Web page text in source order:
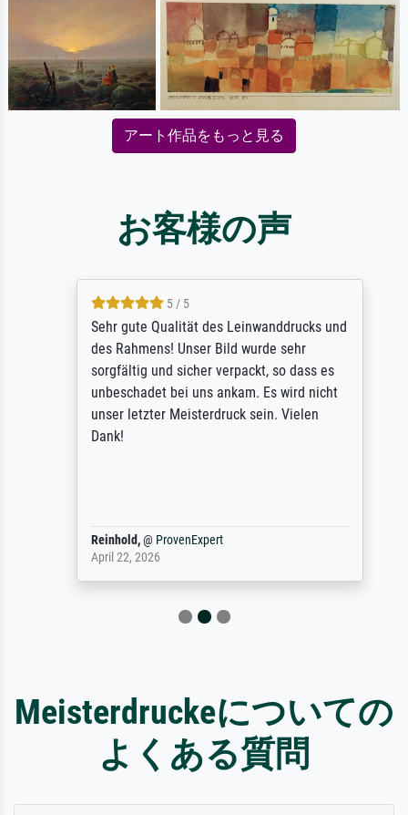
アート作品をもっと見る
お客様の声
5 / 5
Sehr gute Qualität des Leinwanddrucks und
des Rahmens! Unser Bild wurde sehr
sorgfältig und sicher verpackt, so dass es
unbeschadet bei uns ankam. Es wird nicht
unser letzter Meisterdruck sein. Vielen
Dank!
Reinhold,@ProvenExpert
April 22, 2026
Meisterdruckeについての
よくある質問